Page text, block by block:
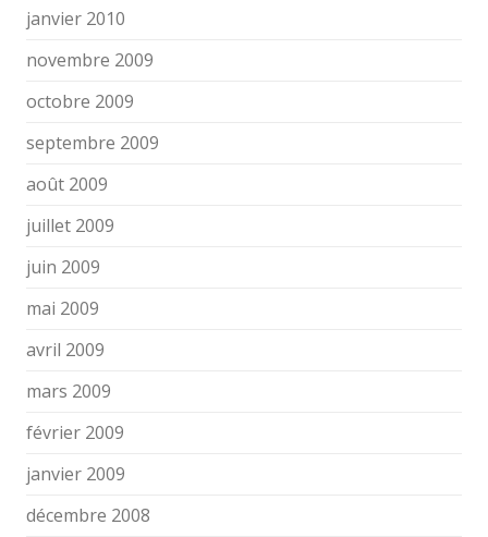
janvier 2010
novembre 2009
octobre 2009
septembre 2009
août 2009
juillet 2009
juin 2009
mai 2009
avril 2009
mars 2009
février 2009
janvier 2009
décembre 2008